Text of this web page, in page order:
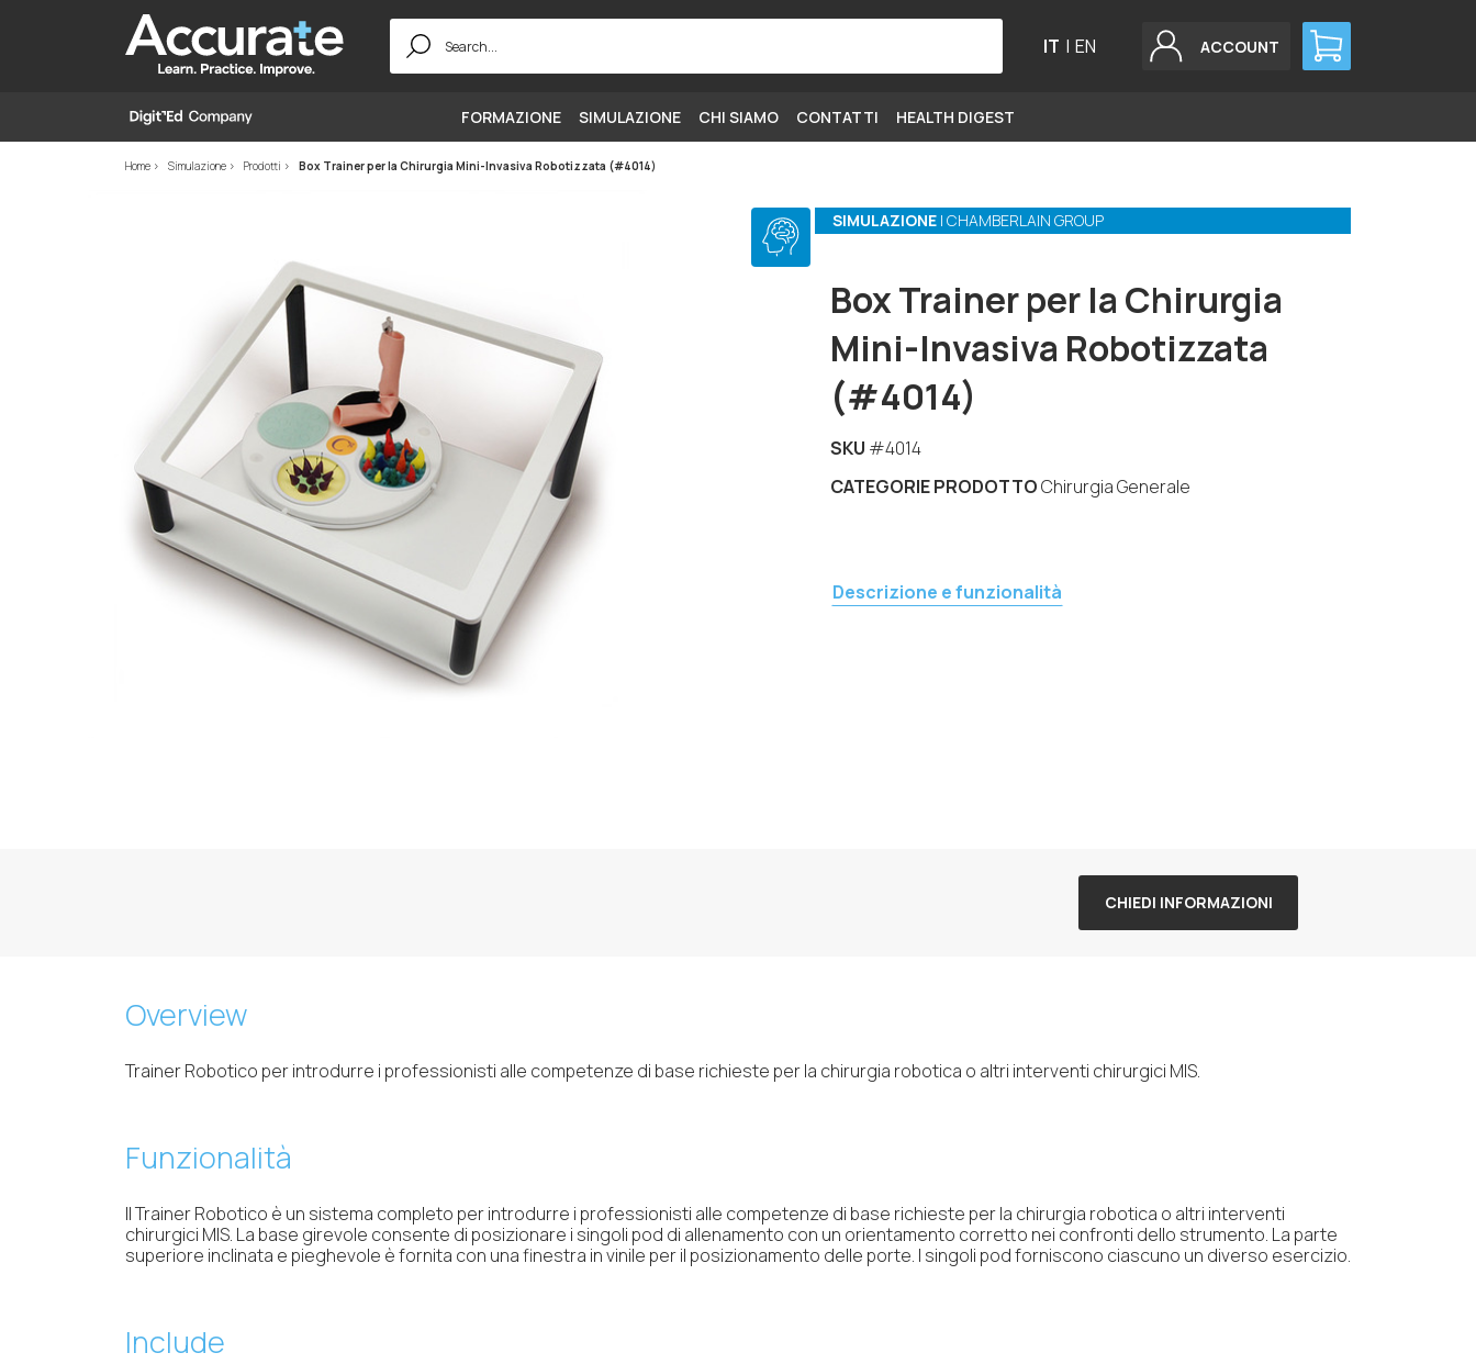
Search
for: IT | EN ACCOUNT
FORMAZIONE SIMULAZIONE CHI SIAMO CONTATTI HEALTH DIGEST
Home Simulazione Prodotti Box Trainer per la Chirurgia Mini-Invasiva Robotizzata (#4014)
SIMULAZIONE| CHAMBERLAIN GROUP
Box Trainer per la Chirurgia
Mini-Invasiva Robotizzata
(#4014)
SKU #4014
CATEGORIE PRODOTTOChirurgia Generale
Descrizione e funzionalità
CHIEDI INFORMAZIONI
Overview
Trainer Robotico per introdurre i professionisti alle competenze di base richieste per la chirurgia robotica o altri interventi chirurgici MIS.
Funzionalità
Il Trainer Robotico è un sistema completo per introdurre i professionisti alle competenze di base richieste per la chirurgia robotica o altri interventi
chirurgici MIS. La base girevole consente di posizionare i singoli pod di allenamento con un orientamento corretto nei confronti dello strumento. La parte
superiore inclinata e pieghevole è fornita con una finestra in vinile per il posizionamento delle porte. I singoli pod forniscono ciascuno un diverso esercizio.
Include